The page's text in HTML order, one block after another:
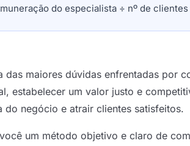
do especialista ÷ nº de
das maiores dúvidas enfrentadas por
estabelecer um valor justo e
do negócio e atrair clientes satisfeitos.
um método objetivo e claro de